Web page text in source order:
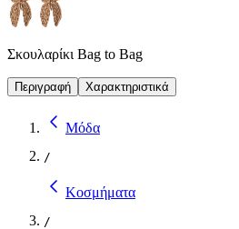
Σκουλαρίκι Bag to Bag
Περιγραφή Χαρακτηριστικά
Μόδα
/
Κοσμήματα
/